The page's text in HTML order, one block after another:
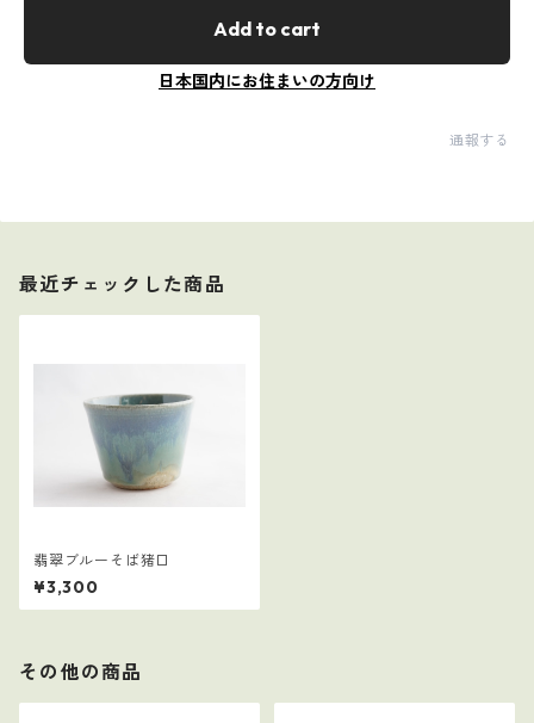
Add to cart
日本国内にお住まいの方向け
通報する
最近チェックした商品
翡翠ブルーそば猪口
¥3,300
その他の商品